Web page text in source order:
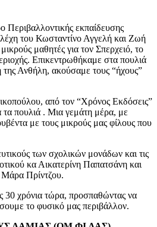
Περιβαλλοντικής εκπαίδευσης
του Κωσταντίνο Αγγελή και Ζωή
μαθητές για τον Σπερχειό, το
Επικεντρωθήκαμε στα πουλιά
Ανθήλη, ακούσαμε τους “ήχους”
από τον “Χρόνος Εκδόσεις”
τα πουλιά . Μια γεμάτη μέρα, με
με τους μικρούς μας φίλους που
των σχολικών μονάδων και τις
κα Αικατερίνη Παπατσάνη και
Πρίντζου.
30 χρόνια τώρα, προσπαθώντας να
το φυσικό μας περιβάλλον.